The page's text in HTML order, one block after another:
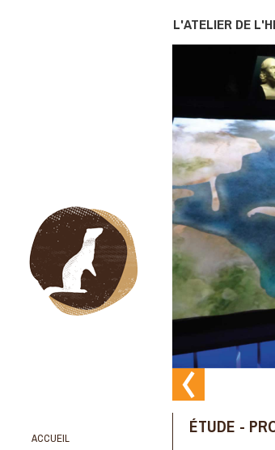
L'ATELIER DE
ACCUEIL
ÉTUDE -